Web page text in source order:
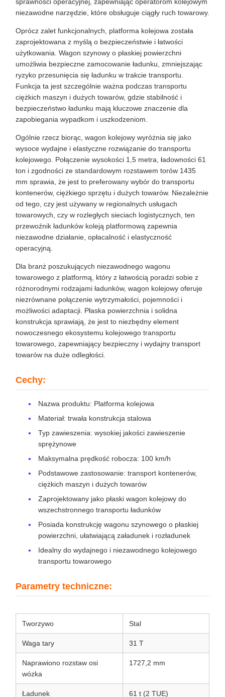
niezawodne narzędzie, które obsługuje ciągły ruch towarowy.
Oprócz zalet funkcjonalnych, platforma kolejowa została
zaprojektowana z myślą o bezpieczeństwie i łatwości
użytkowania. Wagon szynowy o płaskiej powierzchni
umożliwia bezpieczne zamocowanie ładunku, zmniejszając
ryzyko przesunięcia się ładunku w trakcie transportu.
Funkcja ta jest szczególnie ważna podczas transportu
ciężkich maszyn i dużych towarów, gdzie stabilność i
bezpieczeństwo ładunku mają kluczowe znaczenie dla
zapobiegania wypadkom i uszkodzeniom.
Ogólnie rzecz biorąc, wagon kolejowy wyróżnia się jako
wysoce wydajne i elastyczne rozwiązanie do transportu
kolejowego. Połączenie wysokości 1,5 metra, ładowności 61
ton i zgodności ze standardowym rozstawem torów 1435
mm sprawia, że ​​jest to preferowany wybór do transportu
kontenerów, ciężkiego sprzętu i dużych towarów. Niezależnie
od tego, czy jest używany w regionalnych usługach
towarowych, czy w rozległych sieciach logistycznych, ten
przewoźnik ładunków koleją platformową zapewnia
niezawodne działanie, opłacalność i elastyczność
operacyjną.
Dla branż poszukujących niezawodnego wagonu
towarowego z platformą, który z łatwością poradzi sobie z
różnorodnymi rodzajami ładunków, wagon kolejowy oferuje
niezrównane połączenie wytrzymałości, pojemności i
możliwości adaptacji. Płaska powierzchnia i solidna
konstrukcja sprawiają, że jest to niezbędny element
nowoczesnego ekosystemu kolejowego transportu
towarowego, zapewniający bezpieczny i wydajny transport
towarów na duże odległości.
Cechy:
Nazwa produktu: Platforma kolejowa
Materiał: trwała konstrukcja stalowa
Typ zawieszenia: wysokiej jakości zawieszenie
sprężynowe
Maksymalna prędkość robocza: 100 km/h
Podstawowe zastosowanie: transport kontenerów,
ciężkich maszyn i dużych towarów
Zaprojektowany jako płaski wagon kolejowy do
wszechstronnego transportu ładunków
Posiada konstrukcję wagonu szynowego o płaskiej
powierzchni, ułatwiającą załadunek i rozładunek
Idealny do wydajnego i niezawodnego kolejowego
transportu towarowego
Parametry techniczne:
Tworzywo Stal
Waga tary 31 T
Naprawiono rozstaw osi
wózka
1727,2 mm
Ładunek 61 t (2 TUE)